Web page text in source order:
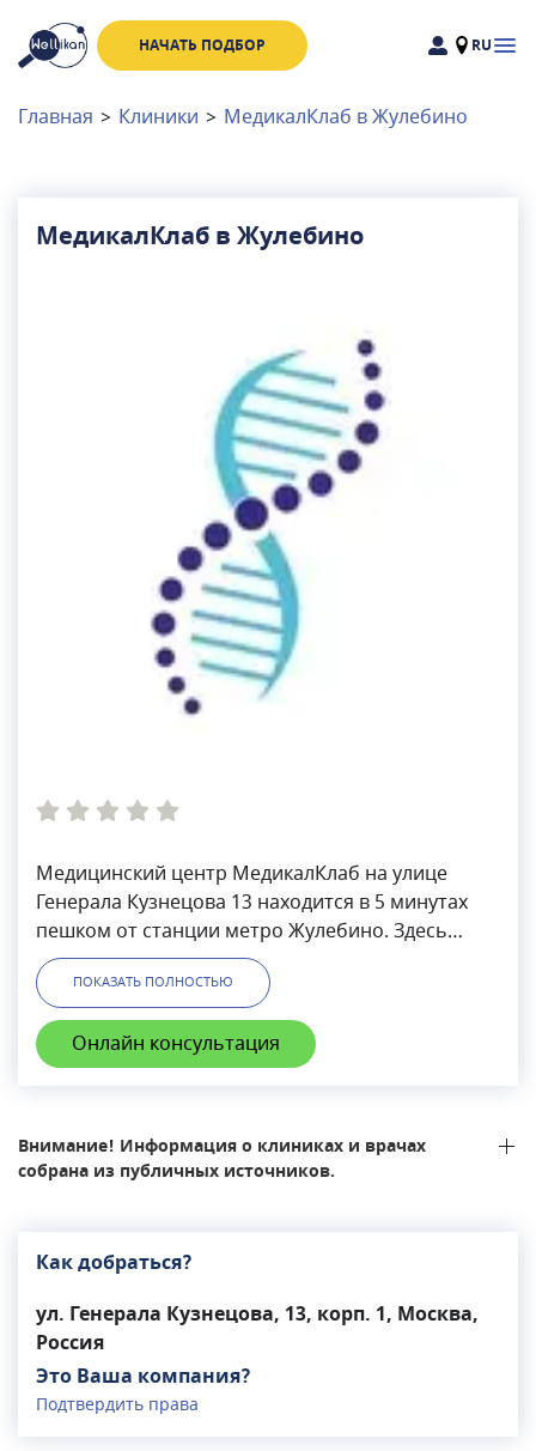
НАЧАТЬ ПОДБОР RU
Доктора
Клиники
Главная > Клиники > МедикалКлаб в Жулебино
МедикалКлаб в Жулебино
Медицинский центр МедикалКлаб на улице
Генерала Кузнецова 13 находится в 5 минутах
пешком от станции метро Жулебино. Здесь
можно оформить медицинские справки, в числе
которых справка на оружие, медицинский
осмотр, санаторно-курортная карта,
медицинская книжка, водительская
медкомиссия, справка в бассейн и др. В клинике
эндоскопическое исследование, ЭКГ и
Холтеровское мониторирование.
ПОКАЗАТЬ ПОЛНОСТЬЮ
Онлайн консультация
Внимание! Информация о клиниках и врачах
собрана из публичных источников.
Как добраться?
ул. Генерала Кузнецова, 13, корп. 1, Москва,
Россия
Это Ваша компания?
Подтвердить права